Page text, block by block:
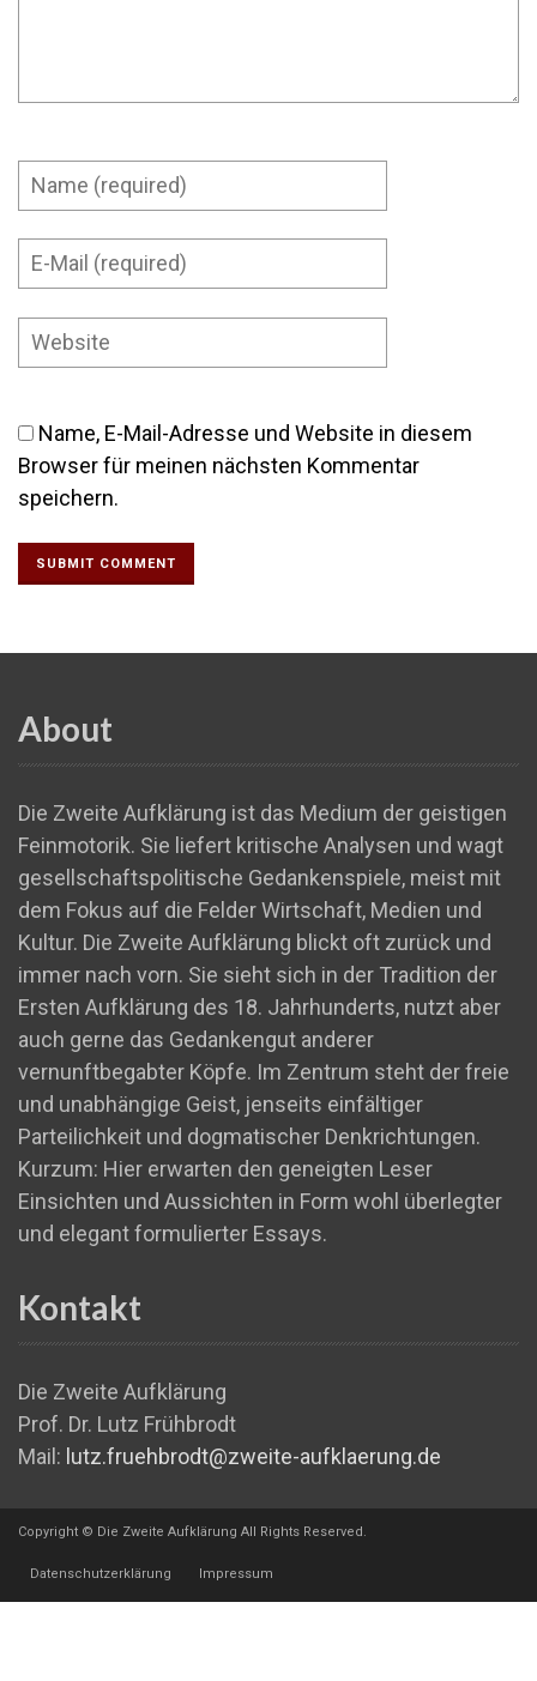
Name, E-Mail-Adresse und Website in diesem
Browser für meinen nächsten Kommentar
speichern.
About
Die Zweite Aufklärung ist das Medium der geistigen
Feinmotorik. Sie liefert kritische Analysen und wagt
gesellschaftspolitische Gedankenspiele, meist mit
dem Fokus auf die Felder Wirtschaft, Medien und
Kultur. Die Zweite Aufklärung blickt oft zurück und
immer nach vorn. Sie sieht sich in der Tradition der
Ersten Aufklärung des 18. Jahrhunderts, nutzt aber
auch gerne das Gedankengut anderer
vernunftbegabter Köpfe. Im Zentrum steht der freie
und unabhängige Geist, jenseits einfältiger
Parteilichkeit und dogmatischer Denkrichtungen.
Kurzum: Hier erwarten den geneigten Leser
Einsichten und Aussichten in Form wohl überlegter
und elegant formulierter Essays.
Kontakt
Die Zweite Aufklärung
Prof. Dr. Lutz Frühbrodt
Mail: lutz.fruehbrodt@zweite-aufklaerung.de
Copyright © Die Zweite Aufklärung All Rights Reserved.
Datenschutzerklärung Impressum